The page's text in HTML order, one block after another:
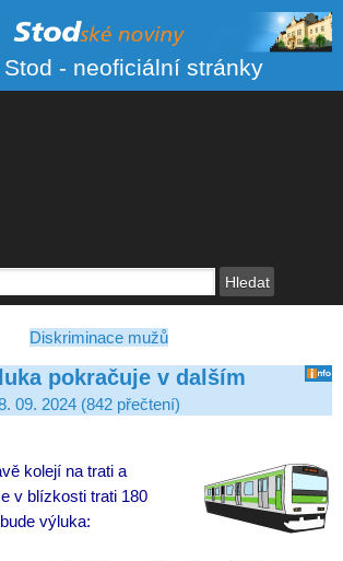
- neoficiální stránky
Diskriminace mužů
pokračuje v dalším
09. 2024 (842 přečtení)
kolejí na trati a
v blízkosti trati 180
výluka: